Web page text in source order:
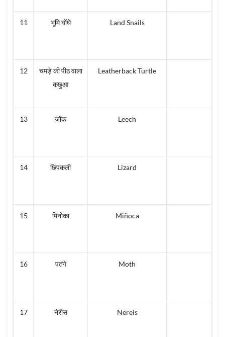
11 भूमि घोंघे Land Snails
12
चमड़े की पीठ वाला
कछुआ
Leatherback Turtle
13 जोंक Leech
14 छिपकली Lizard
15 मिनोका Miñoca
16 पतंगे Moth
17 नेरीस Nereis